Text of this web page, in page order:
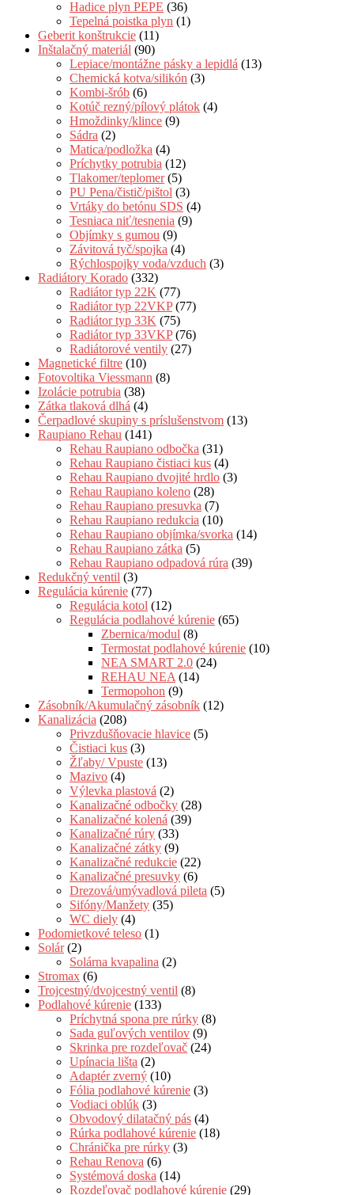
Hadice plyn PEPE (36)
Tepelná poistka plyn (1)
Geberit konštrukcie (11)
Inštalačný materiál (90)
Lepiace/montážne pásky a lepidlá (13)
Chemická kotva/silikón (3)
Kombi-šrób (6)
Kotúč rezný/pílový plátok (4)
Hmoždinky/klince (9)
Sádra (2)
Matica/podložka (4)
Príchytky potrubia (12)
Tlakomer/teplomer (5)
PU Pena/čistič/pištol (3)
Vrtáky do betónu SDS (4)
Tesniaca niť/tesnenia (9)
Objímky s gumou (9)
Závitová tyč/spojka (4)
Rýchlospojky voda/vzduch (3)
Radiátory Korado (332)
Radiátor typ 22K (77)
Radiátor typ 22VKP (77)
Radiátor typ 33K (75)
Radiátor typ 33VKP (76)
Radiátorové ventily (27)
Magnetické filtre (10)
Fotovoltika Viessmann (8)
Izolácie potrubia (38)
Zátka tlaková dlhá (4)
Čerpadlové skupiny s príslušenstvom (13)
Raupiano Rehau (141)
Rehau Raupiano odbočka (31)
Rehau Raupiano čistiaci kus (4)
Rehau Raupiano dvojité hrdlo (3)
Rehau Raupiano koleno (28)
Rehau Raupiano presuvka (7)
Rehau Raupiano redukcia (10)
Rehau Raupiano objímka/svorka (14)
Rehau Raupiano zátka (5)
Rehau Raupiano odpadová rúra (39)
Redukčný ventil (3)
Regulácia kúrenie (77)
Regulácia kotol (12)
Regulácia podlahové kúrenie (65)
Zbernica/modul (8)
Termostat podlahové kúrenie (10)
NEA SMART 2.0 (24)
REHAU NEA (14)
Termopohon (9)
Zásobník/Akumulačný zásobník (12)
Kanalizácia (208)
Privzdušňovacie hlavice (5)
Čistiaci kus (3)
Žľaby/ Vpuste (13)
Mazivo (4)
Výlevka plastová (2)
Kanalizačné odbočky (28)
Kanalizačné kolená (39)
Kanalizačné rúry (33)
Kanalizačné zátky (9)
Kanalizačné redukcie (22)
Kanalizačné presuvky (6)
Drezová/umývadlová pileta (5)
Sifóny/Manžety (35)
WC diely (4)
Podomietkové teleso (1)
Solár (2)
Solárna kvapalina (2)
Stromax (6)
Trojcestný/dvojcestný ventil (8)
Podlahové kúrenie (133)
Príchytná spona pre rúrky (8)
Sada guľových ventilov (9)
Skrinka pre rozdeľovač (24)
Upínacia lišta (2)
Adaptér zverný (10)
Fólia podlahové kúrenie (3)
Vodiaci oblúk (3)
Obvodový dilatačný pás (4)
Rúrka podlahové kúrenie (18)
Chránička pre rúrky (3)
Rehau Renova (6)
Systémová doska (14)
Rozdeľovač podlahové kúrenie (29)